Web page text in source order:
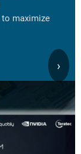
maximize
›